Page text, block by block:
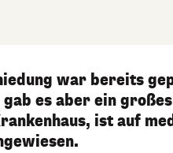
war bereits
gab es aber ein
ist auf